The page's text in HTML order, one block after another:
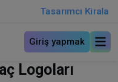
Tasarımcı Kirala
Giriş yapmak
Logoları